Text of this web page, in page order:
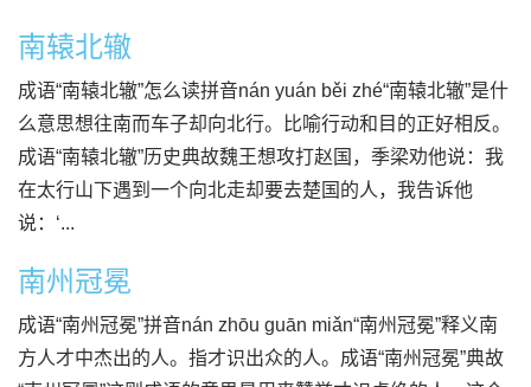
南辕北辙
成语“南辕北辙”怎么读拼音nán yuán běi zhé“南辕北辙”是什
么意思想往南而车子却向北行。比喻行动和目的正好相反。
成语“南辕北辙”历史典故魏王想攻打赵国，季梁劝他说：我
在太行山下遇到一个向北走却要去楚国的人，我告诉他
说：‘...
南州冠冕
成语“南州冠冕”拼音nán zhōu guān miǎn“南州冠冕”释义南
方人才中杰出的人。指才识出众的人。成语“南州冠冕”典故